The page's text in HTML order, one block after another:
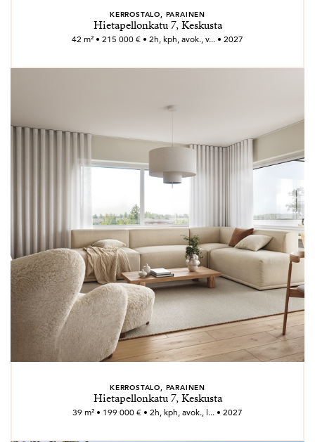
KERROSTALO, PARAINEN
Hietapellonkatu 7, Keskusta
42 m² • 215 000 € • 2h, kph, avok., v... • 2027
KERROSTALO, PARAINEN
Hietapellonkatu 7, Keskusta
39 m² • 199 000 € • 2h, kph, avok., l... • 2027